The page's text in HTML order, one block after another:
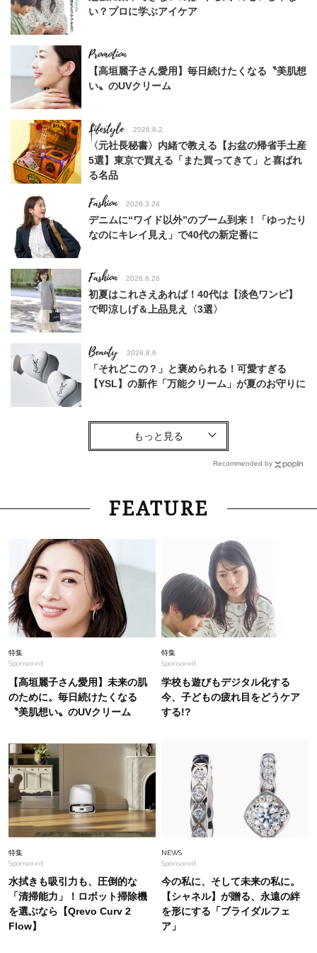
い？プロに学ぶアイケア
【高垣麗子さん愛用】毎日続けたくなる〝美肌想
い〟のUVクリーム
Lifestyle 2026.8.2
〈元社長秘書〉内緒で教える【お盆の帰省手土産
5選】東京で買える「また買ってきて」と喜ばれ
る名品
Fashion 2026.3.24
デニムに“ワイド以外”のブーム到来！「ゆったり
なのにキレイ見え」で40代の新定番に
Fashion 2026.6.26
初夏はこれさえあれば！40代は【淡色ワンピ】
で即涼しげ＆上品見え〈3選〉
Beauty 2026.8.6
「それどこの？」と褒められる！可愛すぎる
【YSL】の新作「万能クリーム」が夏のお守りに
Fashion
〈5月の真夏日に〉キレイめ40代の【Tシャツコ
Fashion 2026.7.31
1枚でも“のっぺり見えない”！40代にちょうどい
Fashion
【8月号増刊の“神”付録♡】夏コーデにぴったり
〈ボナベンチュラのポーチ＆バッグ〉
【40代の夏旅コーデ】リラクシーなワンピにバ
ッグで色を効かせて旅の高揚感を演出
夏こそ「モノトーン」が洒落る！「重くならず
に、垢抜ける」40代コーデ５選
Fashion 2026.6.20
40代のワイドパンツは「メンズトップス」で見
違える！【ユニクロ エフ・リッソ】初夏コーデ
Recommended by
FEATURE
特集
Sponsored
【高垣麗子さん愛用】未来の肌
のために。毎日続けたくなる
〝美肌想い〟のUVクリーム
特集
Sponsored
学校も遊びもデジタル化する
今、子どもの疲れ目をどうケア
する!?
特集
Sponsored
水拭きも吸引力も、圧倒的な
「清掃能力」！ロボット掃除機
を選ぶなら【Qrevo Curv 2
Flow】
NEWS
Sponsored
今の私に、そして未来の私に。
【シャネル】が贈る、永遠の絆
を形にする「ブライダルフェ
ア」